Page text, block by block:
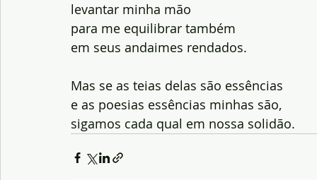
levantar minha mão
para me equilibrar também
em seus andaimes rendados.
Mas se as teias delas são essências
e as poesias essências minhas são,
sigamos cada qual em nossa solidão.